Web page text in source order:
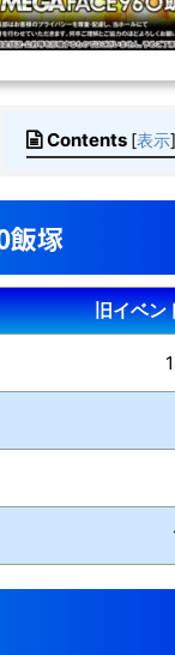
Contents [表示]
飯塚
旧イベン